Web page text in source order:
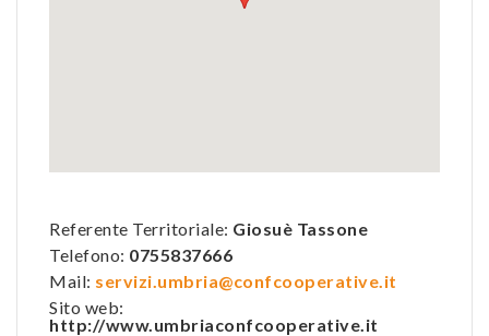
Referente Territoriale: Giosuè Tassone
Telefono: 0755837666
Mail: servizi.umbria@confcooperative.it
Sito web:
http://www.umbriaconfcooperative.it